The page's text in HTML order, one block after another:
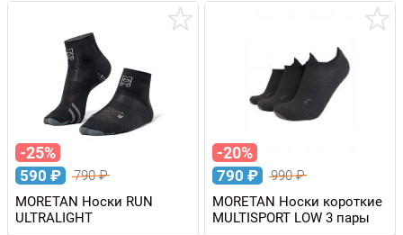
-25%
590 ₽ 790₽
MORETAN Носки RUN
ULTRALIGHT
-20%
790 ₽ 990₽
MORETAN Носки короткие
MULTISPORT LOW 3 пары